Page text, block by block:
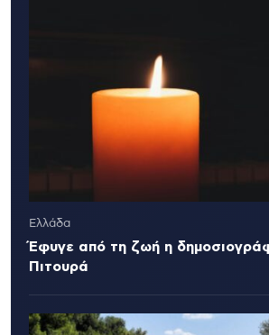
Ελλάδα
Έφυγε από τη ζωή η
Πιτουρά